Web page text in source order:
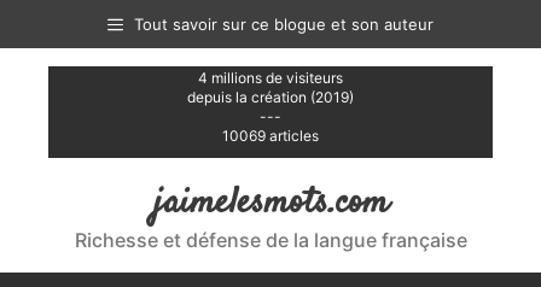
contenu
Tout savoir sur ce blogue et son auteur
4 millions de visiteurs
depuis la création (2019)
---
10069 articles
jaimelesmots.com
Richesse et défense de la langue française